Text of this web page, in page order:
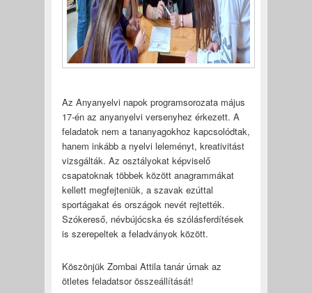
Az Anyanyelvi napok programsorozata május
17-én az anyanyelvi versenyhez érkezett. A
feladatok nem a tananyagokhoz kapcsolódtak,
hanem inkább a nyelvi leleményt, kreativitást
vizsgálták. Az osztályokat képviselő
csapatoknak többek között anagrammákat
kellett megfejteniük, a szavak ezúttal
sportágakat és országok nevét rejtették.
Szókereső, névbújócska és szólásferdítések
is szerepeltek a feladványok között.
Köszönjük Zombai Attila tanár úrnak az
ötletes feladatsor összeállítását!